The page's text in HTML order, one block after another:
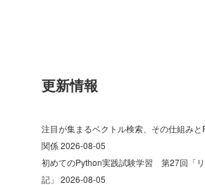
更新情報
注目が集まるベクトル検索、その仕組み
関係2026-08-05
初めてのPython実践試験学習 第27回「
記」 2026-08-05